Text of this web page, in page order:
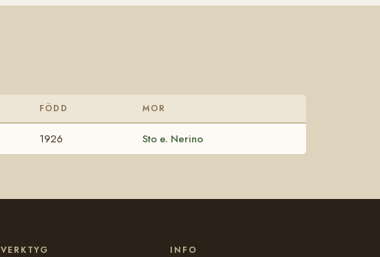
FÖDD MOR
1926 Sto e. Nerino
VERKTYG INFO